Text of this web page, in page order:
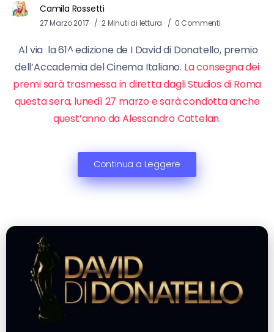
Camila Rossetti
27 Marzo 2017 2 Minuti di lettura 0 Commenti
Al via la 61^ edizione de I David di Donatello, premio
dell’Accademia del Cinema Italiano. La consegna dei
premi sarà trasmessa in diretta dagli Studios di Roma
questa sera, lunedì 27 marzo e sarà condotta anche
quest’anno da Alessandro Cattelan.
Continua a Leggere